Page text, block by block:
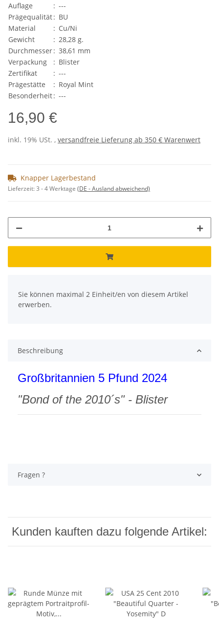
Auflage
: ---
Prägequalität: BU
Material
: Cu/Ni
Gewicht
: 28,28 g.
Durchmesser: 38,61 mm
Verpackung
: Blister
Zertifikat
: ---
Prägestätte
: Royal Mint
Besonderheit: ---
16,90 €
inkl. 19% USt. , versandfreie Lieferung ab 350 € Warenwert
Knapper Lagerbestand
Lieferzeit:3 - 4 Werktage (DE - Ausland abweichend)
Sie können maximal 2 Einheit/en von diesem Artikel
erwerben.
Beschreibung
Großbritannien 5 Pfund 2024
"Bond of the 2010´s" - Blister
Fragen ?
Kunden kauften dazu folgende Artikel: